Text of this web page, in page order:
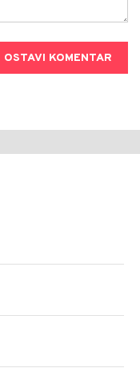
OSTAVI KOMENTAR